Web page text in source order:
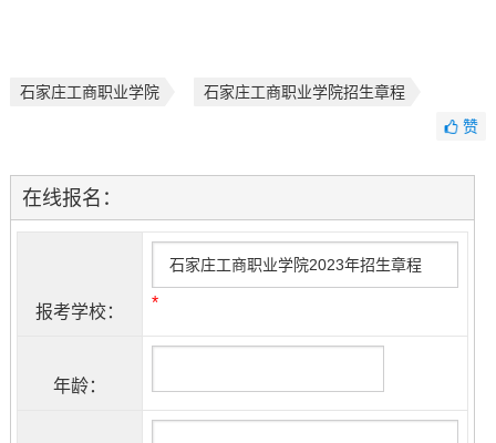
石家庄工商职业学院
石家庄工商职业学院招生章程
赞
在线报名：
报考学校： *
年龄：